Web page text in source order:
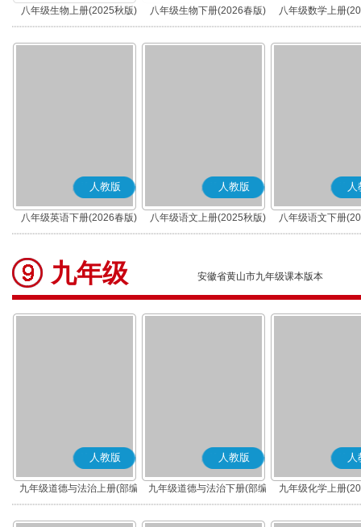
八年级生物上册(2025秋版) 八年级生物下册(2026春版) 八年级数学上册
人教版
八年级英语下册(2026春版)
人教版
八年级语文上册(2025秋版)
(部编版)
人
八年级语文下册
(部编版)
九年级 安徽省黄山市九年级课本版本
人教版
九年级道德与法治上册(部编
版)
人教版
九年级道德与法治下册(部编
版)
人
九年级化学上册